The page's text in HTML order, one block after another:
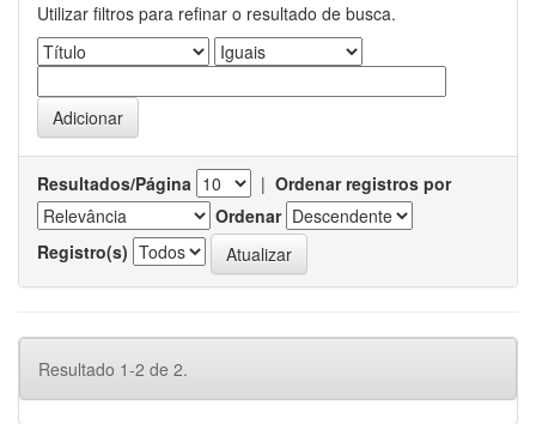
Utilizar filtros para refinar o resultado de busca.
Resultados/Página | Ordenar registros por
Ordenar
Registro(s)
Resultado 1-2 de 2.